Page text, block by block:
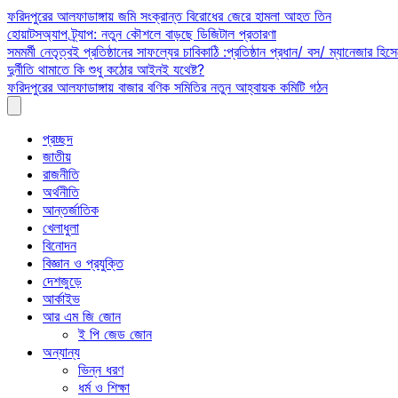
Skip
to
content
ফরিদপুরের আলফাডাঙ্গায় জমি সংক্রান্ত বিরোধের জেরে হামলা আহত তিন
হোয়াটসঅ্যাপ ট্র্যাপ: নতুন কৌশলে বাড়ছে ডিজিটাল প্রতারণা
সমমর্মী নেতৃত্বই প্রতিষ্ঠানের সাফল্যের চাবিকাঠি :প্রতিষ্ঠান প্রধান/ বস/ ম্যানেজার
দুর্নীতি থামাতে কি শুধু কঠোর আইনই যথেষ্ট?
ফরিদপুরের আলফাডাঙ্গায় বাজার বণিক সমিতির নতুন আহ্বায়ক কমিটি গঠন
প্রচ্ছদ
জাতীয়
রাজনীতি
অর্থনীতি
আন্তর্জাতিক
খেলাধুলা
বিনোদন
বিজ্ঞান ও প্রযুক্তি
দেশজুড়ে
আর্কাইভ
আর এম জি জোন
ই পি জেড জোন
অন্যান্য
ভিন্ন ধরণ
ধর্ম ও শিক্ষা